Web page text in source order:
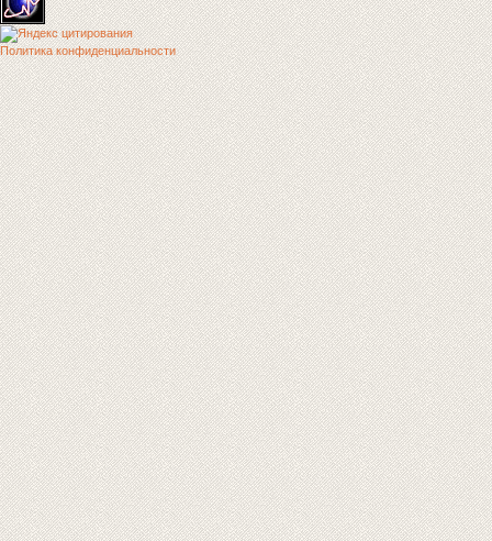
Политика конфиденциальности